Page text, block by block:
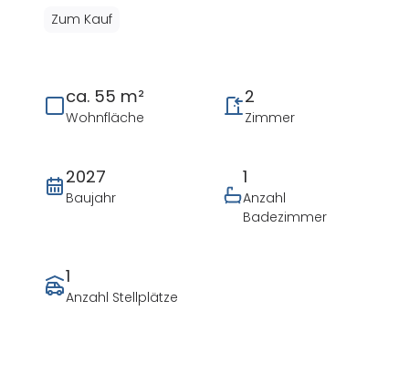
Zum Kauf
ca. 55 m²
Wohnfläche
2
Zimmer
2027
Baujahr
1
Anzahl
Badezimmer
1
Anzahl Stellplätze